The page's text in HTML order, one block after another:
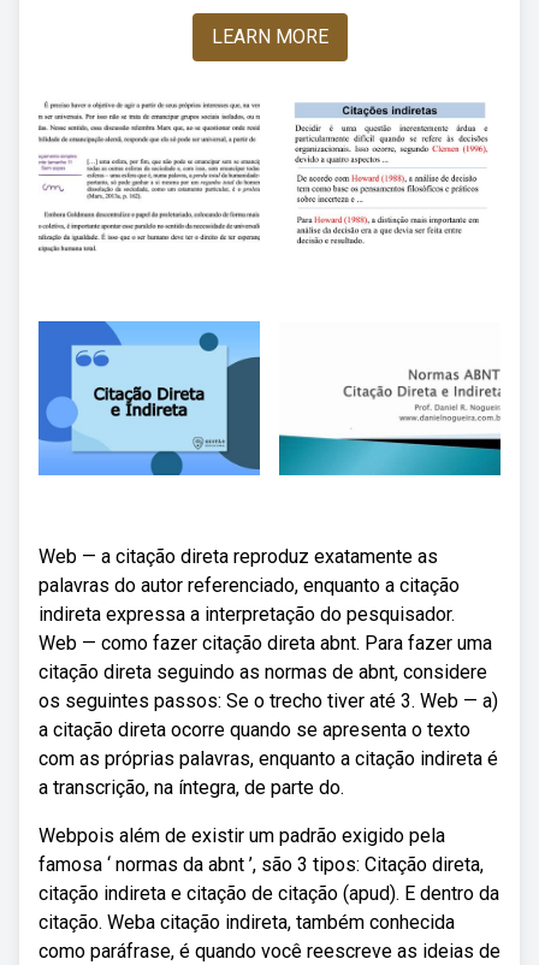
LEARN MORE
Web — a citação direta reproduz exatamente as
palavras do autor referenciado, enquanto a citação
indireta expressa a interpretação do pesquisador.
Web — como fazer citação direta abnt. Para fazer uma
citação direta seguindo as normas de abnt, considere
os seguintes passos: Se o trecho tiver até 3. Web — a)
a citação direta ocorre quando se apresenta o texto
com as próprias palavras, enquanto a citação indireta é
a transcrição, na íntegra, de parte do.
Webpois além de existir um padrão exigido pela
famosa ‘ normas da abnt ’, são 3 tipos: Citação direta,
citação indireta e citação de citação (apud). E dentro da
citação. Weba citação indireta, também conhecida
como paráfrase, é quando você reescreve as ideias de